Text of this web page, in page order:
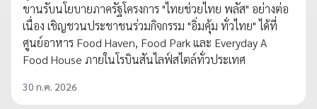
ขานรับนโยบายภาครัฐโครงการ "ไทยช่วยไทย พลัส" อย่างต่อ
เนื่อง เชิญชวนประชาชนร่วมกิจกรรม "อิ่มคุ้ม ทั่วไทย" ได้ที่
ศูนย์อาหาร Food Haven, Food Park และ Everyday A
Food House ภายในโรบินสันไลฟ์สไตล์ทั่วประเทศ
30 ก.ค. 2026